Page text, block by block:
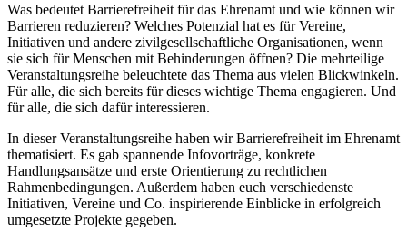
Was bedeutet Barrierefreiheit für das Ehrenamt und wie können wir
Barrieren reduzieren? Welches Potenzial hat es für Vereine,
Initiativen und andere zivilgesellschaftliche Organisationen, wenn
sie sich für Menschen mit Behinderungen öffnen? Die mehrteilige
Veranstaltungsreihe beleuchtete das Thema aus vielen Blickwinkeln.
Für alle, die sich bereits für dieses wichtige Thema engagieren. Und
für alle, die sich dafür interessieren.
In dieser Veranstaltungsreihe haben wir Barrierefreiheit im Ehrenamt
thematisiert. Es gab spannende Infovorträge, konkrete
Handlungsansätze und erste Orientierung zu rechtlichen
Rahmenbedingungen. Außerdem haben euch verschiedenste
Initiativen, Vereine und Co. inspirierende Einblicke in erfolgreich
umgesetzte Projekte gegeben.